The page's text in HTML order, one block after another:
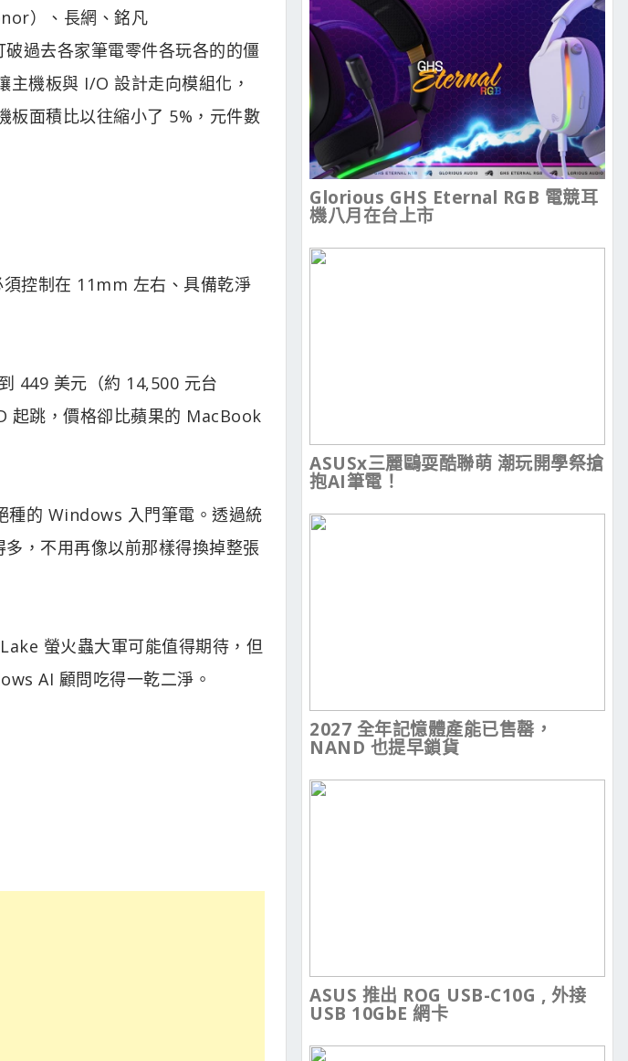
）、長網、銘凡
過去各家筆電零件各玩各的的僵
機板與 I/O 設計走向模組化，
板面積比以往縮小了 5%，元件數
控制在 11mm 左右、具備乾淨
449 美元（約 14,500 元台
起跳，價格卻比蘋果的 MacBook
種的 Windows 入門筆電。透過統
，不用再像以前那樣得換掉整張
螢火蟲大軍可能值得期待，但
AI 顧問吃得一乾二淨。
Glorious GHS Eternal RGB 電競耳
機八月在台上市
ASUSx三麗鷗耍酷聯萌 潮玩開學祭搶
抱AI筆電！
2027 全年記憶體產能已售罄，
NAND 也提早鎖貨
ASUS 推出 ROG USB-C10G , 外接
USB 10GbE 網卡